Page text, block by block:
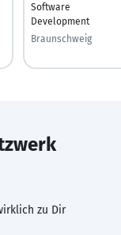
Software
Development
Braunschweig
zu Dir